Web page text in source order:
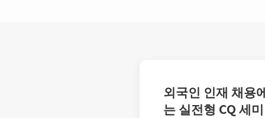
외국인 인재 채용
는 실전형 CQ 세